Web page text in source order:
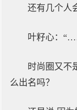
还有几个人
叶籽心：
时尚圈又不
么出名吗？